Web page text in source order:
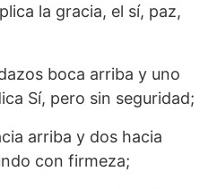
la gracia, el sí, paz,
boca arriba y uno
Sí, pero sin seguridad;
arriba y dos hacia
con firmeza;